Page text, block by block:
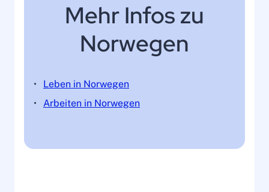
Mehr Infos zu
Norwegen
Leben in Norwegen
Arbeiten in Norwegen